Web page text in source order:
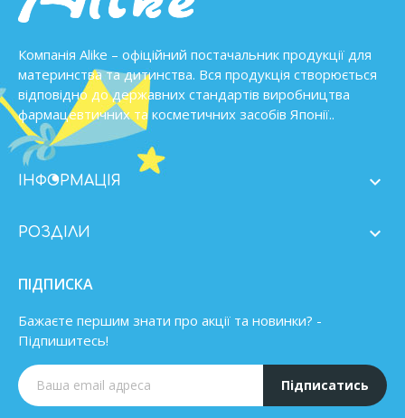
Компанія Alike – офіційний постачальник продукції для
материнства та дитинства. Вся продукція створюється
відповідно до державних стандартів виробництва
фармацевтичних та косметичних засобів Японії..
ІНФОРМАЦІЯ 
РОЗДІЛИ 
ПІДПИСКА
Бажаєте першим знати про акції та новинки? -
Підпишитесь!
Підписатись